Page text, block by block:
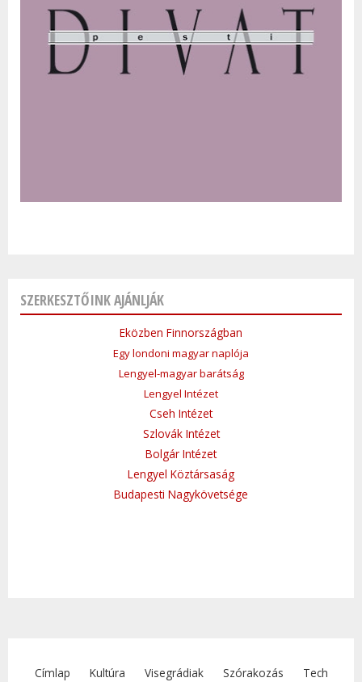
SZERKESZTŐINK AJÁNLJÁK
Eközben Finnországban
Egy londoni magyar naplója
Lengyel-magyar barátság
Lengyel Intézet
Cseh Intézet
Szlovák Intézet
Bolgár Intézet
Lengyel Köztársaság
Budapesti Nagykövetsége
Címlap Kultúra Visegrádiak Szórakozás Tech